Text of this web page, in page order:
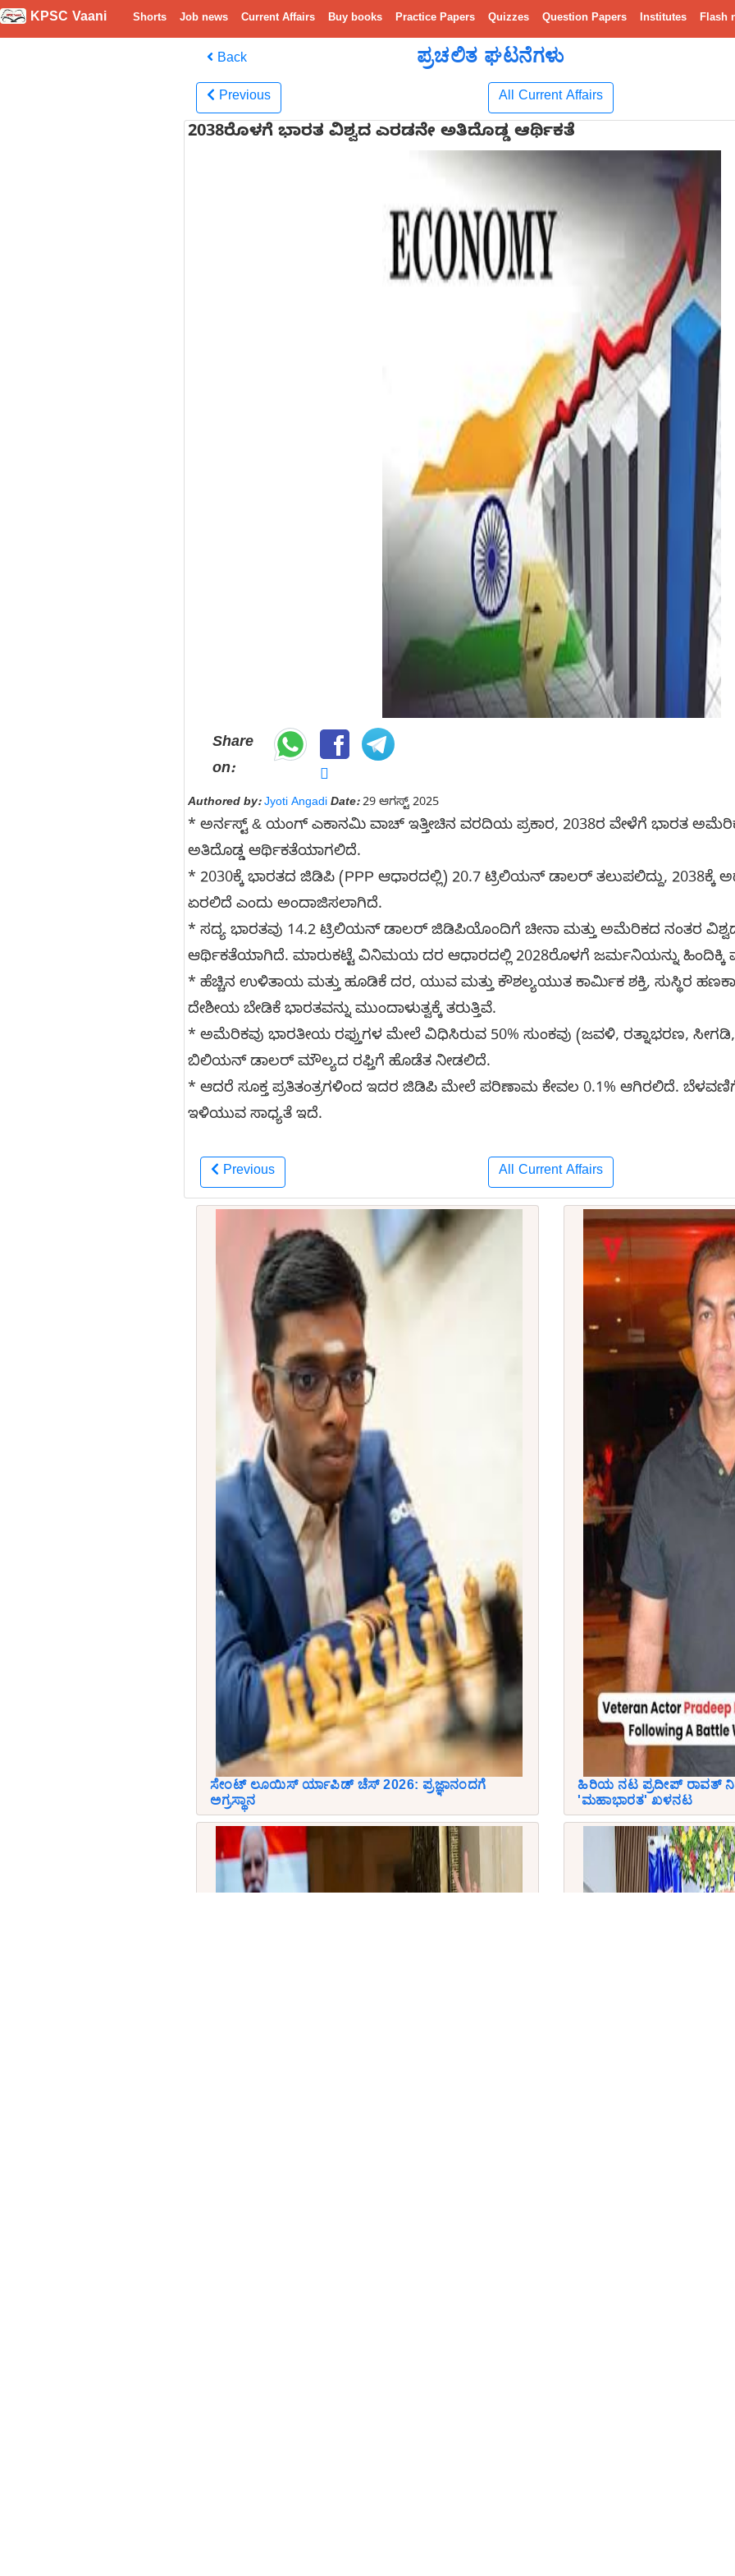
KPSC Vaani Shorts Job news Current Affairs Buy books Practice Papers Quizzes Question Papers Institutes Flash
Back ಪ್ರಚಲಿತ ಘಟನೆಗಳು
Previous All Current Affairs
2038ರೊಳಗೆ ಭಾರತ ವಿಶ್ವದ ಎರಡನೇ ಅತಿದೊಡ್ಡ ಆರ್ಥಿಕತೆ
Share
on:
Authored by: Jyoti Angadi Date:29 ಆಗಸ್ಟ್ 2025
* ಅರ್ನಸ್ಟ್ & ಯಂಗ್ ಎಕಾನಮಿ ವಾಚ್ ಇತ್ತೀಚಿನ ವರದಿಯ ಪ್ರಕಾರ, 2038ರ ವೇಳೆಗೆ ಭಾರತ
ಅತಿದೊಡ್ಡ ಆರ್ಥಿಕತೆಯಾಗಲಿದೆ.
* 2030ಕ್ಕೆ ಭಾರತದ ಜಿಡಿಪಿ (PPP ಆಧಾರದಲ್ಲಿ) 20.7 ಟ್ರಿಲಿಯನ್ ಡಾಲರ್ ತಲುಪಲಿದ್ದು,
ಏರಲಿದೆ ಎಂದು ಅಂದಾಜಿಸಲಾಗಿದೆ.
* ಸದ್ಯ ಭಾರತವು 14.2 ಟ್ರಿಲಿಯನ್ ಡಾಲರ್ ಜಿಡಿಪಿಯೊಂದಿಗೆ ಚೀನಾ ಮತ್ತು ಅಮೆರಿಕದ ನಂತರ
ಆರ್ಥಿಕತೆಯಾಗಿದೆ. ಮಾರುಕಟ್ಟೆ ವಿನಿಮಯ ದರ ಆಧಾರದಲ್ಲಿ 2028ರೊಳಗೆ ಜರ್ಮನಿಯನ್ನು ಹಿಂದಿಕ್ಕಿ
* ಹೆಚ್ಚಿನ ಉಳಿತಾಯ ಮತ್ತು ಹೂಡಿಕೆ ದರ, ಯುವ ಮತ್ತು ಕೌಶಲ್ಯಯುತ ಕಾರ್ಮಿಕ ಶಕ್ತಿ, ಸುಸ್ಥಿರ
ದೇಶೀಯ ಬೇಡಿಕೆ ಭಾರತವನ್ನು ಮುಂದಾಳುತ್ವಕ್ಕೆ ತರುತ್ತಿವೆ.
* ಅಮೆರಿಕವು ಭಾರತೀಯ ರಫ್ತುಗಳ ಮೇಲೆ ವಿಧಿಸಿರುವ 50% ಸುಂಕವು (ಜವಳಿ, ರತ್ನಾಭರಣ,
ಬಿಲಿಯನ್ ಡಾಲರ್ ಮೌಲ್ಯದ ರಫ್ತಿಗೆ ಹೊಡೆತ ನೀಡಲಿದೆ.
* ಆದರೆ ಸೂಕ್ತ ಪ್ರತಿತಂತ್ರಗಳಿಂದ ಇದರ ಜಿಡಿಪಿ ಮೇಲೆ ಪರಿಣಾಮ ಕೇವಲ 0.1% ಆಗಿರಲಿದೆ. ಬೆಳವಣಿಗೆ
ಇಳಿಯುವ ಸಾಧ್ಯತೆ ಇದೆ.
Previous All Current Affairs
ಸೇಂಟ್ ಲೂಯಿಸ್ ರ್ಯಾಪಿಡ್ ಚೆಸ್ 2026: ಪ್ರಜ್ಞಾನಂದಗೆ
ಅಗ್ರಸ್ಥಾನ
ಹಿರಿಯ ನಟ ಪ್ರದೀಪ್ ರಾವತ್
'ಮಹಾಭಾರತ' ಖಳನಟ